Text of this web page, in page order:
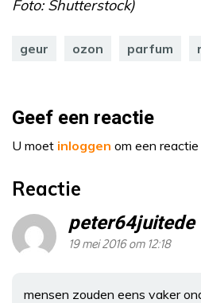
Foto: Shutterstock)
geur ozon parfum
Geef een reactie
U moet inloggen om een
Reactie
peter64juitede
19 mei 2016 om 12:18
mensen zouden eens vaker